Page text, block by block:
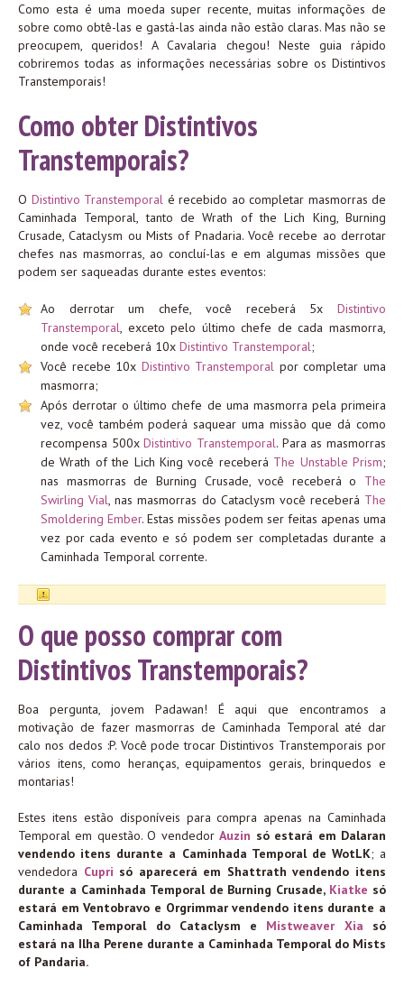
Como esta é uma moeda super recente, muitas informações de
sobre como obtê-las e gastá-las ainda não estão claras. Mas não se
preocupem, queridos! A Cavalaria chegou! Neste guia rápido
cobriremos todas as informações necessárias sobre os Distintivos
Transtemporais!
Como obter Distintivos
Transtemporais?
O Distintivo Transtemporal é recebido ao completar masmorras de
Caminhada Temporal, tanto de Wrath of the Lich King, Burning
Crusade, Cataclysm ou Mists of Pnadaria. Você recebe ao derrotar
chefes nas masmorras, ao concluí-las e em algumas missões que
podem ser saqueadas durante estes eventos:
Ao derrotar um chefe, você receberá 5x Distintivo
Transtemporal, exceto pelo último chefe de cada masmorra,
onde você receberá 10x Distintivo Transtemporal;
Você recebe 10x Distintivo Transtemporal por completar uma
masmorra;
Após derrotar o último chefe de uma masmorra pela primeira
vez, você também poderá saquear uma missão que dá como
recompensa 500xDistintivo Transtemporal. Para as masmorras
de Wrath of the Lich King você receberá The Unstable Prism;
nas masmorras de Burning Crusade, você receberá o The
Swirling Vial, nas masmorras do Cataclysm você receberá The
Smoldering Ember. Estas missões podem ser feitas apenas uma
vez por cada evento e só podem ser completadas durante a
Caminhada Temporal corrente.
O que posso comprar com
Distintivos Transtemporais?
Boa pergunta, jovem Padawan! É aqui que encontramos a
motivação de fazer masmorras de Caminhada Temporal até dar
calo nos dedos :P. Você pode trocar Distintivos Transtemporais por
vários itens, como heranças, equipamentos gerais, brinquedos e
montarias!
Estes itens estão disponíveis para compra apenas na Caminhada
Temporal em questão. O vendedorAuzin só estará em Dalaran
vendendo itens durante a Caminhada Temporal de WotLK; a
vendedora Cupri só aparecerá em Shattrath vendendo itens
durante a Caminhada Temporal de Burning Crusade, Kiatke só
estará em Ventobravo e Orgrimmar vendendo itens durante a
Caminhada Temporal do Cataclysm e Mistweaver Xia só
estará na Ilha Perene durante a Caminhada Temporal do Mists
of Pandaria.